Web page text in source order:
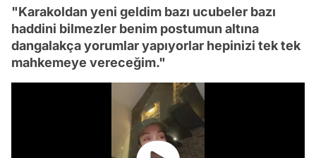
"Karakoldan yeni geldim bazı ucubeler bazı
haddini bilmezler benim postumun altına
dangalakça yorumlar yapıyorlar hepinizi tek tek
mahkemeye vereceğim."